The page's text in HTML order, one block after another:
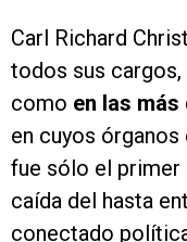
Carl Richard
todos sus
como en las más
en cuyos
fue sólo el
caída del hasta
conectado